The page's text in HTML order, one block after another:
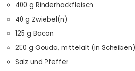
400 g Rinderhackfleisch
40 g Zwiebel(n)
125 g Bacon
250 g Gouda, mittelalt (in Scheiben)
Salz und Pfeffer